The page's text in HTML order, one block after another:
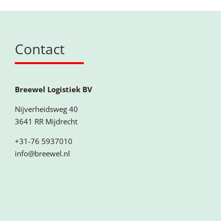
Contact
Breewel Logistiek BV
Nijverheidsweg 40
3641 RR Mijdrecht
+31-76 5937010
info@breewel.nl